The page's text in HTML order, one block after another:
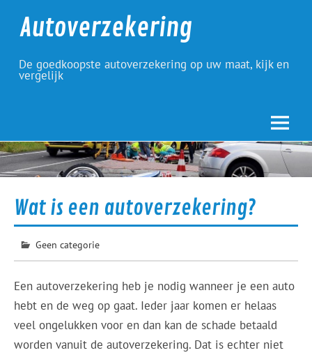
contentAutoverzekering
De goedkoopste autoverzekering op uw maat, kijk en
vergelijk
Wat is een autoverzekering?
Geen categorie
Een autoverzekering heb je nodig wanneer je een auto
hebt en de weg op gaat. Ieder jaar komen er helaas
veel ongelukken voor en dan kan de schade betaald
worden vanuit de autoverzekering. Dat is echter niet